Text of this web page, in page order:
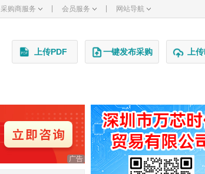
采购商服务 会员服务 网站导航
上传PDF 一键发布采购 上
广告